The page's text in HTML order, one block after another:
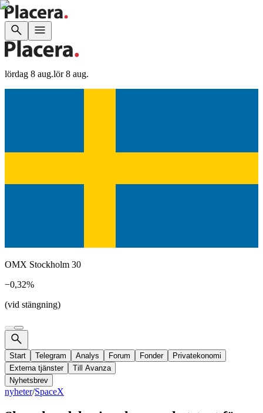
lördag 8 aug.lör 8 aug.
OMX Stockholm 30
−0,32%
(vid stängning)
Start Telegram Analys Forum Fonder
Privatekonomi
Externa tjänster
Till Avanza
Nyhetsbrev
nyheter/SpaceX